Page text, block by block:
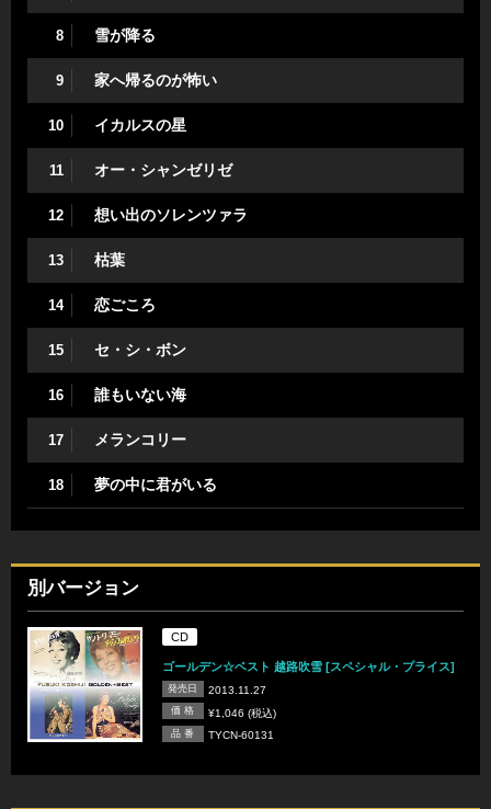
8 雪が降る
9 家へ帰るのが怖い
10 イカルスの星
11 オー・シャンゼリゼ
12 想い出のソレンツァラ
13 枯葉
14 恋ごころ
15 セ・シ・ボン
16 誰もいない海
17 メランコリー
18 夢の中に君がいる
別バージョン
CD
ゴールデン☆ベスト 越路吹雪 [スペシャル・プライス]
発売日 2013.11.27
価 格 ¥1,046 (税込)
品 番 TYCN-60131